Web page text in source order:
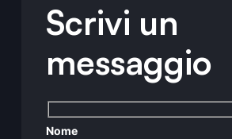
Scrivi un
messaggio
Nome